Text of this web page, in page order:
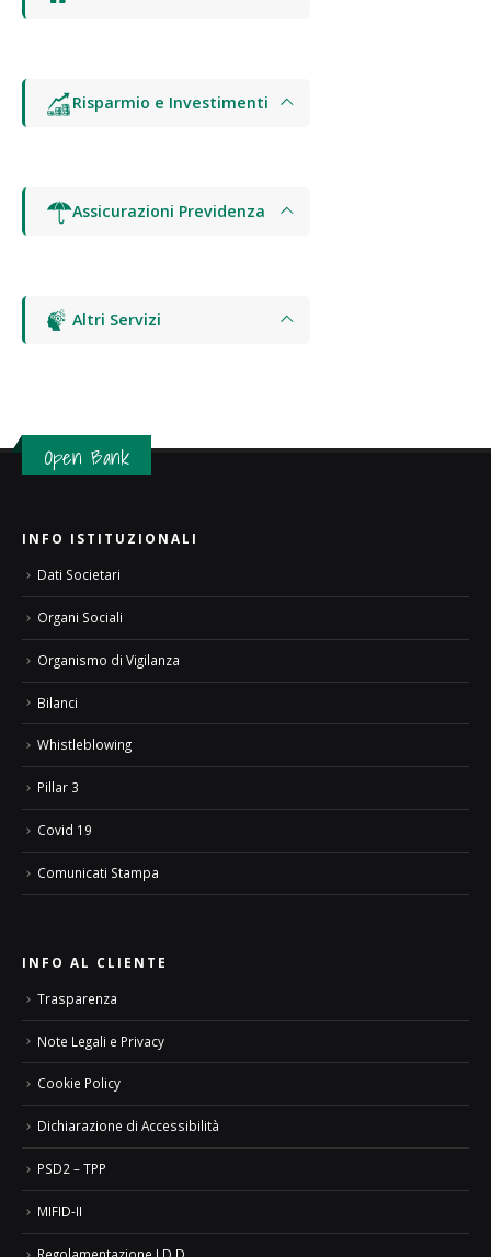
Risparmio e Investimenti
Assicurazioni Previdenza
Altri Servizi
Open Bank
INFO ISTITUZIONALI
Dati Societari
Organi Sociali
Organismo di Vigilanza
Bilanci
Whistleblowing
Pillar 3
Covid 19
Comunicati Stampa
INFO AL CLIENTE
Trasparenza
Note Legali e Privacy
Cookie Policy
Dichiarazione di Accessibilità
PSD2 – TPP
MIFID-II